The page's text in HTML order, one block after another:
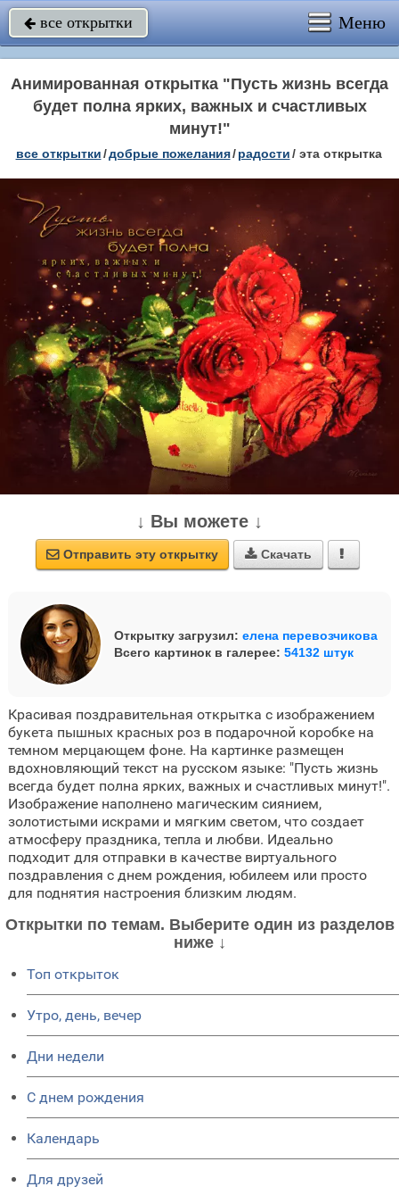
 все открытки Меню
Анимированная открытка "Пусть жизнь всегда
будет полна ярких, важных и счастливых
минут!"
все открытки/добрые пожелания/ радости/ эта открытка
↓ Вы можете ↓
 Отправить эту открытку  Скачать 
Открытку загрузил: елена перевозчикова
Всего картинок в галерее: 54132 штук
Красивая поздравительная открытка с изображением
букета пышных красных роз в подарочной коробке на
темном мерцающем фоне. На картинке размещен
вдохновляющий текст на русском языке: "Пусть жизнь
всегда будет полна ярких, важных и счастливых минут!".
Изображение наполнено магическим сиянием,
золотистыми искрами и мягким светом, что создает
атмосферу праздника, тепла и любви. Идеально
подходит для отправки в качестве виртуального
поздравления с днем рождения, юбилеем или просто
для поднятия настроения близким людям.
Открытки по темам. Выберите один из разделов
ниже ↓
Топ открыток
Утро, день, вечер
Дни недели
C днем рождения
Календарь
Для друзей